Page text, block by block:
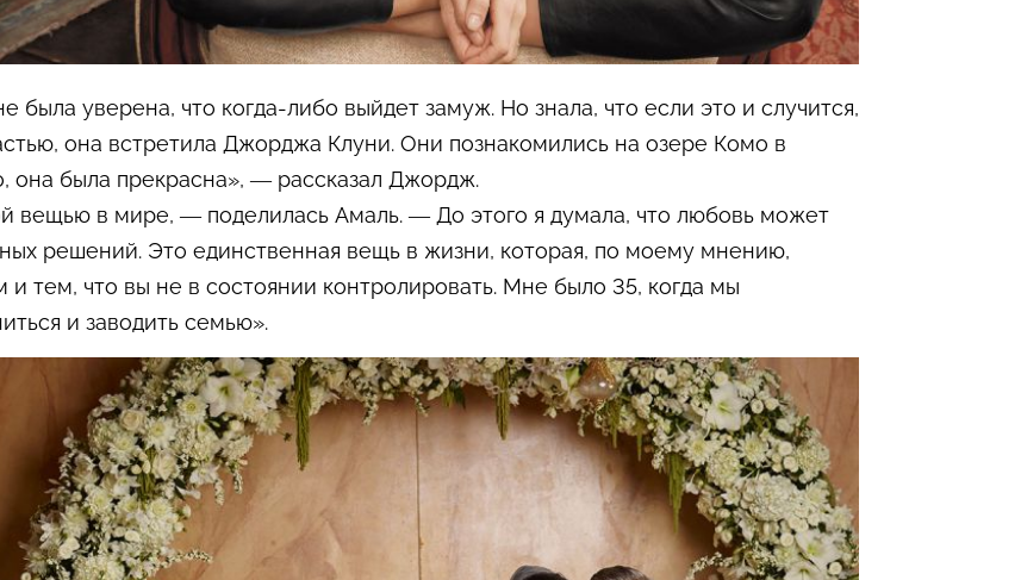
была уверена, что когда-либо выйдет замуж. Но знала, что если это и случится,
она встретила Джорджа Клуни. Они познакомились на озере Комо в
она была прекрасна»,—рассказал Джордж.
вещью в мире,—поделилась Амаль.—До этого я думала, что любовь может
решений. Это единственная вещь в жизни, которая, по моему мнению,
тем, что вы не в состоянии контролировать. Мне было 35, когда мы
и заводить семью».